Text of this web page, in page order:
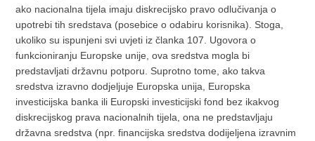
ako nacionalna tijela imaju diskrecijsko pravo odlučivanja o
upotrebi tih sredstava (posebice o odabiru korisnika). Stoga,
ukoliko su ispunjeni svi uvjeti iz članka 107. Ugovora o
funkcioniranju Europske unije, ova sredstva mogla bi
predstavljati državnu potporu. Suprotno tome, ako takva
sredstva izravno dodjeljuje Europska unija, Europska
investicijska banka ili Europski investicijski fond bez ikakvog
diskrecijskog prava nacionalnih tijela, ona ne predstavljaju
državna sredstva (npr. financijska sredstva dodijeljena izravnim